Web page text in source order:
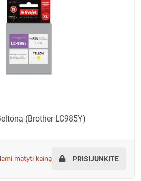
(Brother LC985Y)
matyti kainą PRISIJUNKITE